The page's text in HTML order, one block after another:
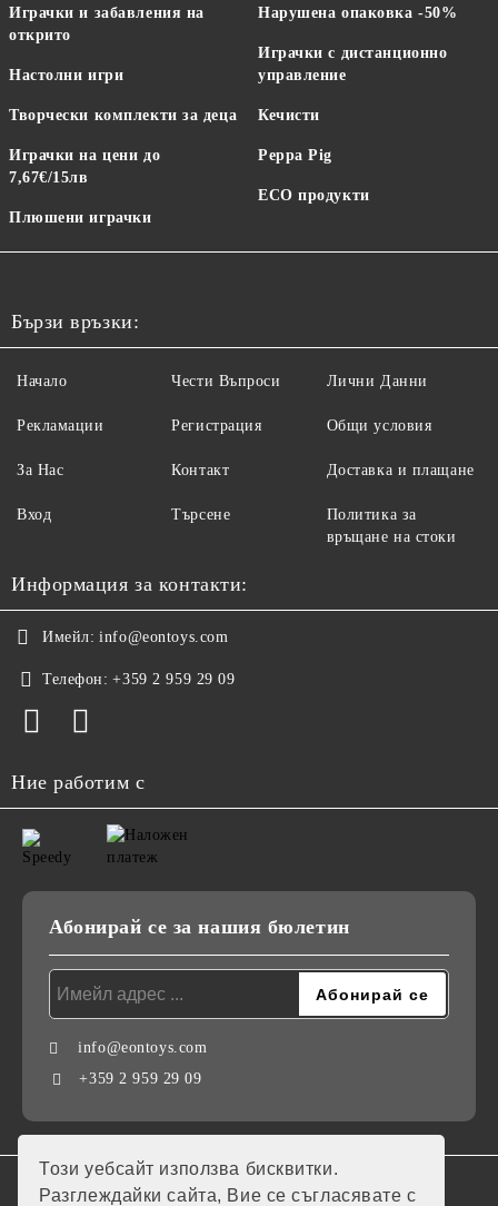
Този уебсайт използва бисквитки.
Разглеждайки сайта, Вие се съгласявате с
Играчки и забавления на
открито
Настолни игри
Творчески комплекти за деца
Играчки на цени до
7,67€/15лв
Плюшени играчки
Нарушена опаковка -50%
Играчки с дистанционно
управление
Кечисти
Peppa Pig
ECO продукти
Бързи връзки:
Начало
Рекламации
За Нас
Вход
Чести Въпроси
Регистрация
Контакт
Търсене
Лични Данни
Общи условия
Доставка и плащане
Политика за
връщане на стоки
Информация за контакти:
Имейл: info@eontoys.com
Телефон: +359 2 959 29 09
Ние работим с
Абонирай се за нашия бюлетин
info@eontoys.com
+359 2 959 29 09
GDPR